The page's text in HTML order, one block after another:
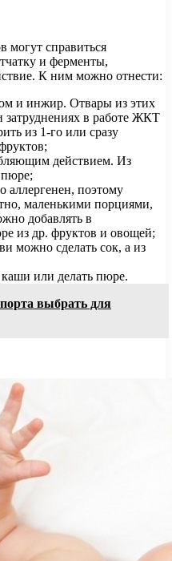
могут справиться
и ферменты,
К ним можно отнести:
и инжир. Отвары из этих
в работе ЖКТ
из 1-го или сразу
действием. Из
аллергенен, поэтому
маленькими порциями,
добавлять в
из др. фруктов и овощей;
можно сделать сок, а из
или делать пюре.
выбрать для